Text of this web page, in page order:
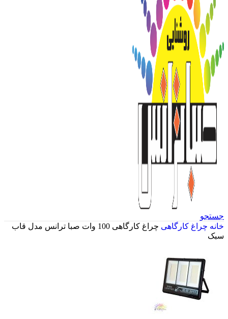
جستجو
خانه چراغ کارگاهی
چراغ کارگاهی 100 وات صبا ترانس مدل قاب
سبک